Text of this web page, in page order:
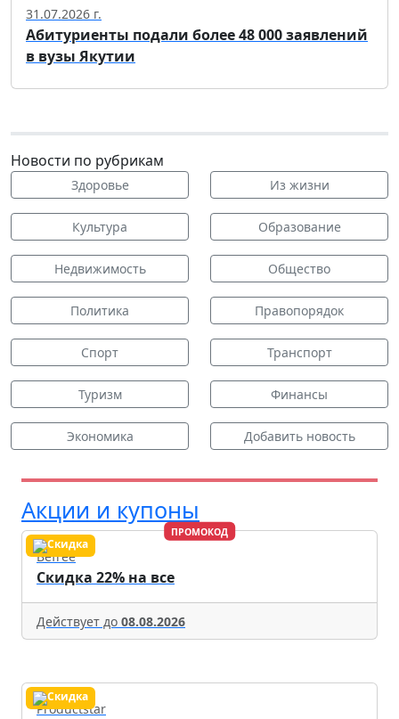
31.07.2026 г.
Абитуриенты подали более 48 000 заявлений
в вузы Якутии
Новости по рубрикам
Здоровье Из жизни
Культура Образование
Недвижимость Общество
Политика Правопорядок
Спорт Транспорт
Туризм Финансы
Экономика Добавить новость
Акции и купоны
ПРОМОКОД
Befree
Скидка 22% на все
Действует до 08.08.2026
Productstar